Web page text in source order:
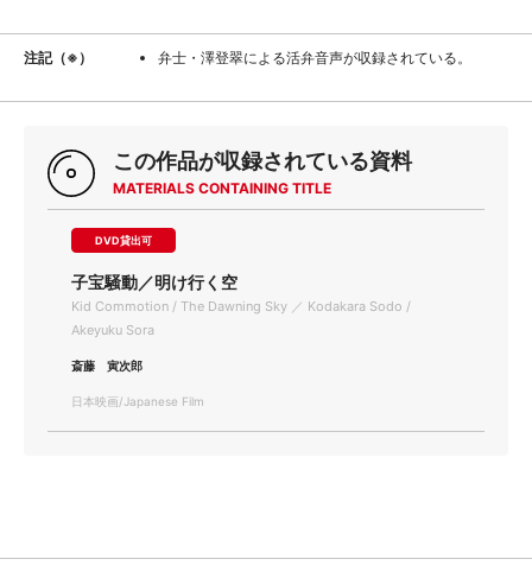
注記（※） 弁士・澤登翠による活弁音声が収録されている。
この作品が収録されている資料
MATERIALS CONTAINING TITLE
DVD貸出可
子宝騒動／明け行く空
Kid Commotion / The Dawning Sky ／ Kodakara Sodo /
Akeyuku Sora
斎藤 寅次郎
日本映画/Japanese Film